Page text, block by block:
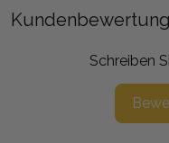
Schreiben